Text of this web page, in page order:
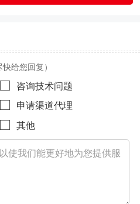
给您回复）
咨询技术问题
申请渠道代理
其他